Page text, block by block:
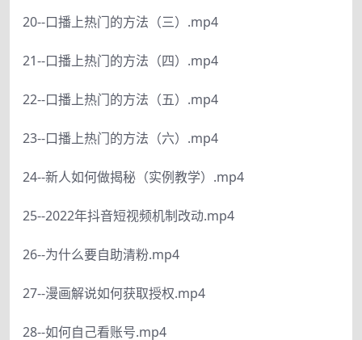
20--口播上热门的方法（三）.mp4
21--口播上热门的方法（四）.mp4
22--口播上热门的方法（五）.mp4
23--口播上热门的方法（六）.mp4
24--新人如何做揭秘（实例教学）.mp4
25--2022年抖音短视频机制改动.mp4
26--为什么要自助清粉.mp4
27--漫画解说如何获取授权.mp4
28--如何自己看账号.mp4